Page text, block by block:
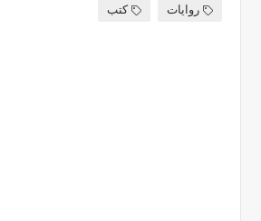
روايات كتب